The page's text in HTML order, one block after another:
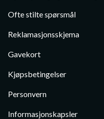
Ofte stilte spørsmål
Reklamasjonsskjema
Gavekort
Kjøpsbetingelser
Personvern
Informasjonskapsler